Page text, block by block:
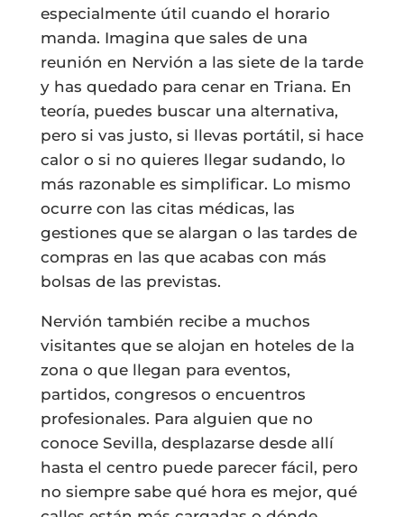
especialmente útil cuando el horario
manda. Imagina que sales de una
reunión en Nervión a las siete de la tarde
y has quedado para cenar en Triana. En
teoría, puedes buscar una alternativa,
pero si vas justo, si llevas portátil, si hace
calor o si no quieres llegar sudando, lo
más razonable es simplificar. Lo mismo
ocurre con las citas médicas, las
gestiones que se alargan o las tardes de
compras en las que acabas con más
bolsas de las previstas.
Nervión también recibe a muchos
visitantes que se alojan en hoteles de la
zona o que llegan para eventos,
partidos, congresos o encuentros
profesionales. Para alguien que no
conoce Sevilla, desplazarse desde allí
hasta el centro puede parecer fácil, pero
no siempre sabe qué hora es mejor, qué